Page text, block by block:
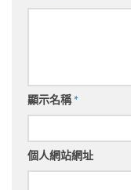
顯示名稱*
個人網站網址